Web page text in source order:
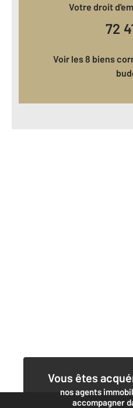
Votre droit
72
Voir les 8 biens correspondant à votre
Vous êtes
nos agents
accompagner